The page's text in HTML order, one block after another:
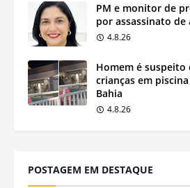
PM e monitor de
por assassinato de
4.8.26
Homem é
crianças em
Bahia
4.8.26
POSTAGEM EM DESTAQUE